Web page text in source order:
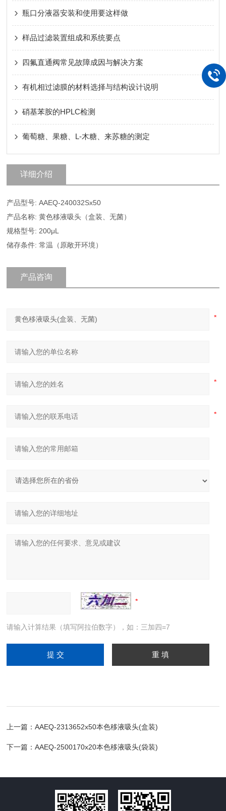
瓶口分液器安装和使用要这样做
样品过滤装置组成和系统要点
四氟直通阀常见故障成因与解决方案
有机相过滤膜的材料选择与结构设计说明
硝基苯胺的HPLC检测
葡萄糖、果糖、L-木糖、来苏糖的测定
详细介绍
产品型号: AAEQ-240032Sx50
产品名称: 黄色移液吸头（盒装、无菌）
规格型号: 200μL
储存条件: 常温（原敞开环境）
产品咨询
请输入计算结果（填写阿拉伯数字），如：三加四=7
上一篇：AAEQ-2313652x50本色移液吸头(盒装)
下一篇：AAEQ-2500170x20本色移液吸头(袋装)